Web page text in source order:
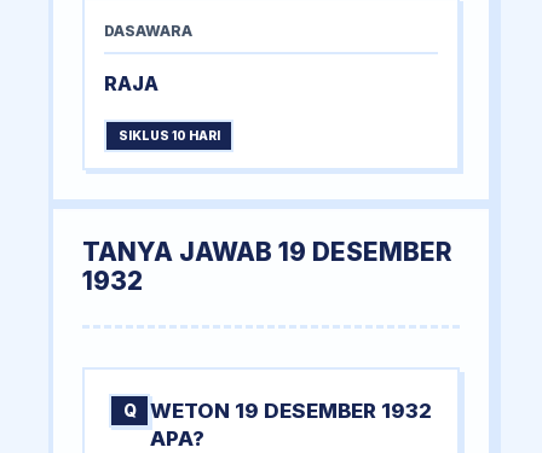
DASAWARA
RAJA
SIKLUS 10 HARI
TANYA JAWAB 19 DESEMBER
1932
Q
WETON 19 DESEMBER 1932
APA?